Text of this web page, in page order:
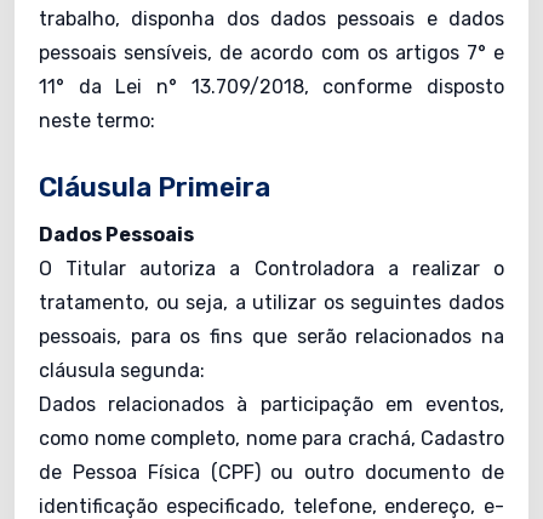
trabalho, disponha dos dados pessoais e dados
pessoais sensíveis, de acordo com os artigos 7° e
11° da Lei n° 13.709/2018, conforme disposto
neste termo:
Cláusula Primeira
Dados Pessoais
O Titular autoriza a Controladora a realizar o
tratamento, ou seja, a utilizar os seguintes dados
pessoais, para os fins que serão relacionados na
cláusula segunda:
Dados relacionados à participação em eventos,
como nome completo, nome para crachá, Cadastro
de Pessoa Física (CPF) ou outro documento de
identificação especificado, telefone, endereço, e-